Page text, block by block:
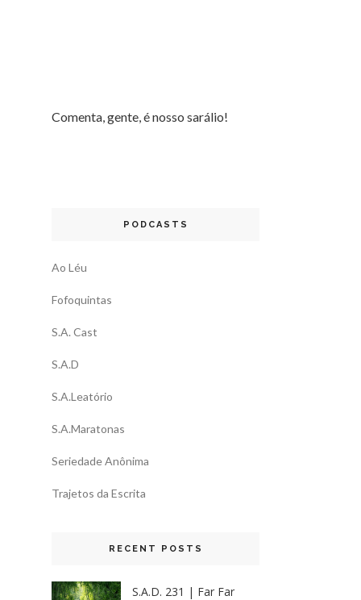
Comenta, gente, é nosso sarálio!
PODCASTS
Ao Léu
Fofoquintas
S.A. Cast
S.A.D
S.A.Leatório
S.A.Maratonas
Seriedade Anônima
Trajetos da Escrita
RECENT POSTS
S.A.D. 231 | Far Far